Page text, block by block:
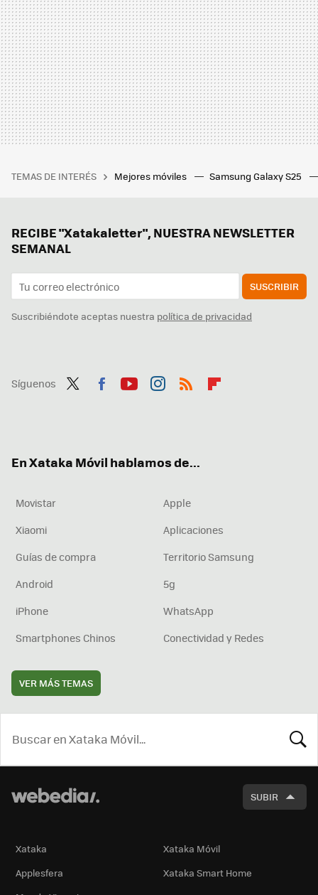
TEMAS DE INTERÉS Mejores móviles Samsung Galaxy S25
RECIBE "Xatakaletter", NUESTRA NEWSLETTER
SEMANAL
SUSCRIBIR
Suscribiéndote aceptas nuestra política de privacidad
Síguenos
En Xataka Móvil hablamos de...
Movistar
Apple
Xiaomi
Aplicaciones
Guías de compra
Territorio Samsung
Android
5g
iPhone
WhatsApp
Smartphones Chinos
Conectividad y Redes
VER MÁS TEMAS
SUBIR
Xataka
Xataka Móvil
Applesfera
Xataka Smart Home